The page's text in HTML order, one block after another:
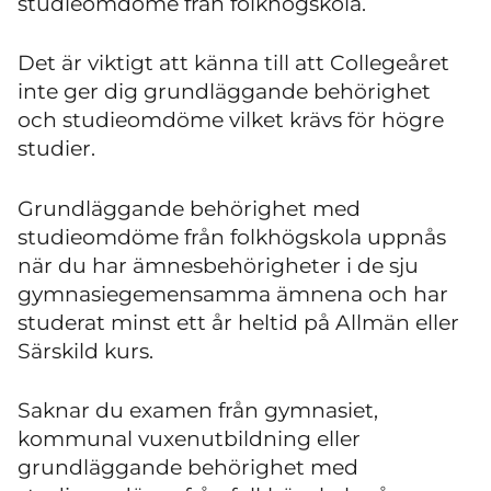
Det är viktigt att känna till att Collegeåret
inte ger dig grundläggande behörighet
och studieomdöme vilket krävs för högre
studier.
Grundläggande behörighet med
studieomdöme från folkhögskola uppnås
när du har ämnesbehörigheter i de sju
gymnasiegemensamma ämnena och har
studerat minst ett år heltid på Allmän eller
Särskild kurs.
Saknar du examen från gymnasiet,
kommunal vuxenutbildning eller
grundläggande behörighet med